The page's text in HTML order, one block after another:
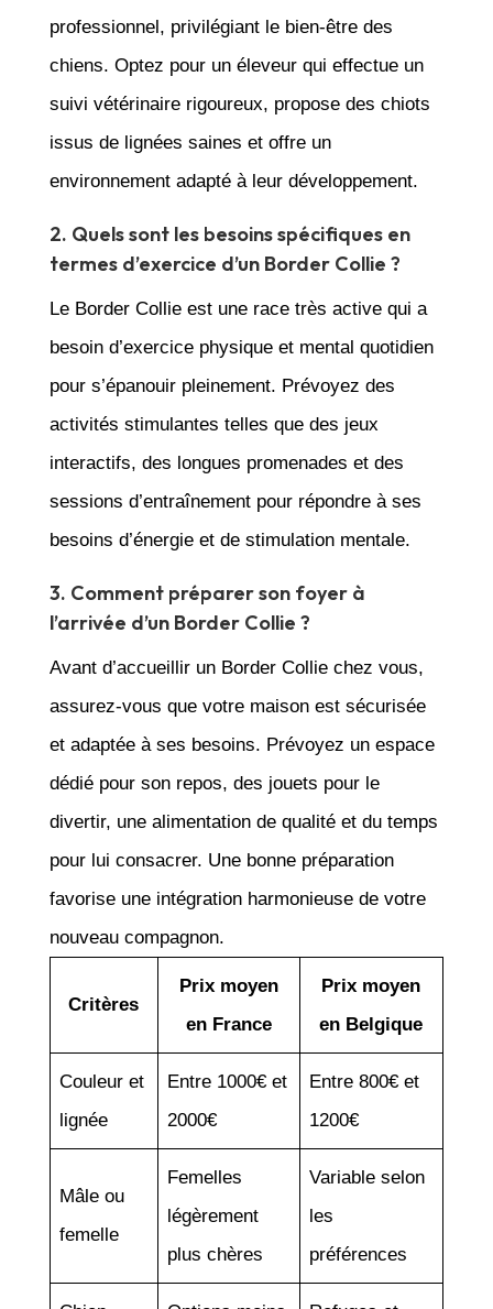
professionnel, privilégiant le bien-être des
chiens. Optez pour un éleveur qui effectue un
suivi vétérinaire rigoureux, propose des chiots
issus de lignées saines et offre un
environnement adapté à leur développement.
2. Quels sont les besoins spécifiques en
termes d’exercice d’un Border Collie ?
Le Border Collie est une race très active qui a
besoin d’exercice physique et mental quotidien
pour s’épanouir pleinement. Prévoyez des
activités stimulantes telles que des jeux
interactifs, des longues promenades et des
sessions d’entraînement pour répondre à ses
besoins d’énergie et de stimulation mentale.
3. Comment préparer son foyer à
l’arrivée d’un Border Collie ?
Avant d’accueillir un Border Collie chez vous,
assurez-vous que votre maison est sécurisée
et adaptée à ses besoins. Prévoyez un espace
dédié pour son repos, des jouets pour le
divertir, une alimentation de qualité et du temps
pour lui consacrer. Une bonne préparation
favorise une intégration harmonieuse de votre
nouveau compagnon.
Critères
Prix moyen
en France
Prix moyen
en Belgique
Couleur et
lignée
Entre 1000€ et
2000€
Entre 800€ et
1200€
Mâle ou
femelle
Femelles
légèrement
plus chères
Variable selon
les
préférences